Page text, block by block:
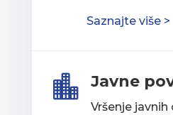
Saznajte više >
 Javne
Vršenje